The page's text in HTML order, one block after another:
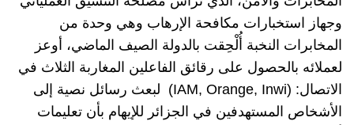
وجهاز استخبارات مكافحة الإرهاب وهي وحدة من
المخابرات النخبة أُلْحِقت بالدولة الصيف الماضي، أوعز
لعملائه بالحصول على رقائق الفاعلين المغاربة الثلاث في
الاتصال: (IAM, Orange, Inwi) لبعث رسائل نصية إلى
الأشخاص المستهدفين في الجزائر للإيهام بأن تعليمات